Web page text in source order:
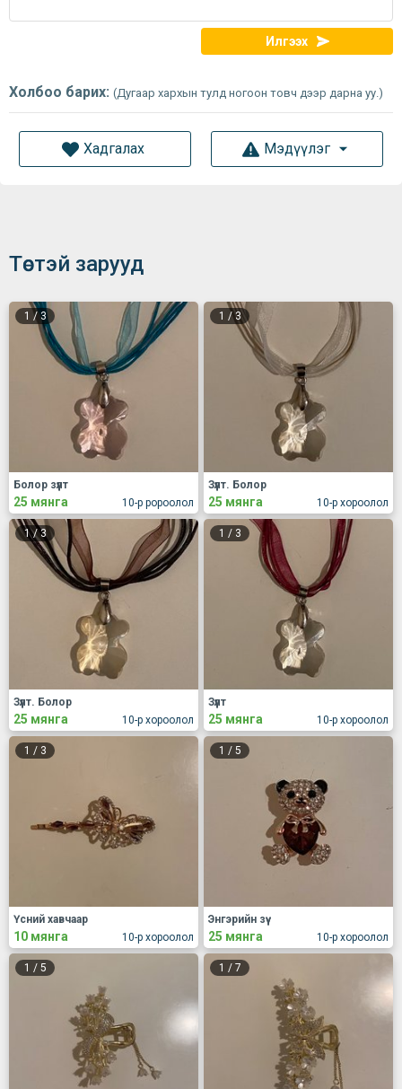
Илгээх
Холбоо барих: (Дугаар хархын тулд ногоон товч дээр дарна уу.)
Хадгалах Мэдүүлэг
Төстэй зарууд
1 /3
10-р ророолол
Болор зүүлт
25 мянга
1 /3
10-р хороолол
Зүүлт. Болор
25 мянга
1/3
10-р хороолол
Зүүлт. Болор
25 мянга
1 / 3
10-р хороолол
Зүүлт
25 мянга
1 / 3
10-р хороолол
Үсний хавчаар
10 мянга
1 / 5
10-р хороолол
Энгэрийн зүү
25 мянга
1 / 5 1 / 7